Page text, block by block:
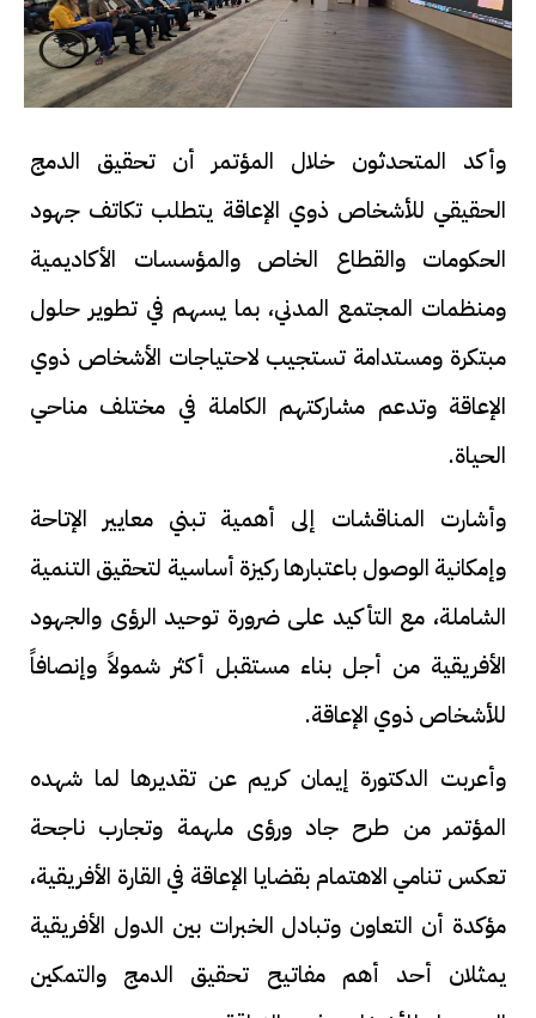
وأكد المتحدثون خلال المؤتمر أن تحقيق الدمج
الحقيقي للأشخاص ذوي الإعاقة يتطلب تكاتف جهود
الحكومات والقطاع الخاص والمؤسسات الأكاديمية
ومنظمات المجتمع المدني، بما يسهم في تطوير حلول
مبتكرة ومستدامة تستجيب لاحتياجات الأشخاص ذوي
الإعاقة وتدعم مشاركتهم الكاملة في مختلف مناحي
الحياة.
وأشارت المناقشات إلى أهمية تبني معايير الإتاحة
وإمكانية الوصول باعتبارها ركيزة أساسية لتحقيق التنمية
الشاملة، مع التأكيد على ضرورة توحيد الرؤى والجهود
الأفريقية من أجل بناء مستقبل أكثر شمولاً وإنصافاً
للأشخاص ذوي الإعاقة.
وأعربت الدكتورة إيمان كريم عن تقديرها لما شهده
المؤتمر من طرح جاد ورؤى ملهمة وتجارب ناجحة
تعكس تنامي الاهتمام بقضايا الإعاقة في القارة الأفريقية،
مؤكدة أن التعاون وتبادل الخبرات بين الدول الأفريقية
يمثلان أحد أهم مفاتيح تحقيق الدمج والتمكين